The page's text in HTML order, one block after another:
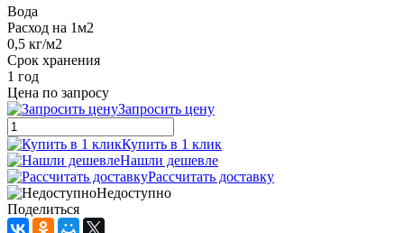
Вода
Расход на 1м2
0,5 кг/м2
Срок хранения
1 год
Цена по запросу
Запросить цену
Купить в 1 клик
Нашли дешевле
Рассчитать доставку
Недоступно
Поделиться